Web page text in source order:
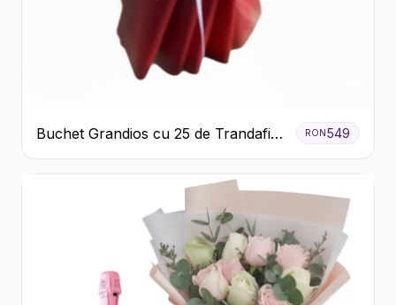
Buchet Grandios cu 25 de Trandafiri
Roșii
RON549